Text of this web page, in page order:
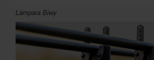
Lámpara Biwy